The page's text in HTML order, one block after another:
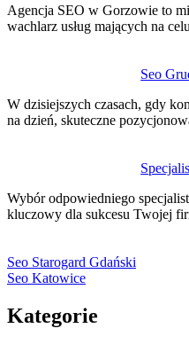
Agencja SEO w Gorzowie to
wachlarz usług mających na
Seo
W dzisiejszych czasach, gdy
na dzień, skuteczne
Wybór odpowiedniego
kluczowy dla sukcesu Twojej
Seo Starogard Gdański
Seo Katowice
Kategorie